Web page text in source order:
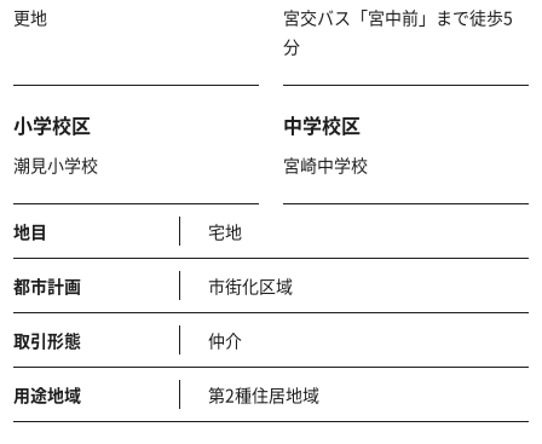
更地
宮交バス「宮中前」まで徒歩5
分
小学校区
潮見小学校
中学校区
宮崎中学校
地目 宅地
都市計画 市街化区域
取引形態 仲介
用途地域 第2種住居地域